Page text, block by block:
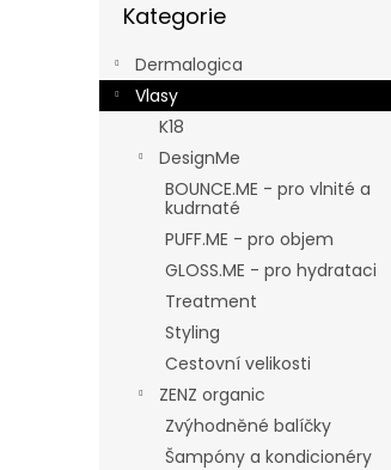
a
n
kategorie
Kategorie
Dermalogica
Vlasy
K18
DesignMe
BOUNCE.ME - pro vlnité a
kudrnaté
PUFF.ME - pro objem
GLOSS.ME - pro hydrataci
Treatment
Styling
Cestovní velikosti
ZENZ organic
Zvýhodněné balíčky
Šampóny a kondicionéry